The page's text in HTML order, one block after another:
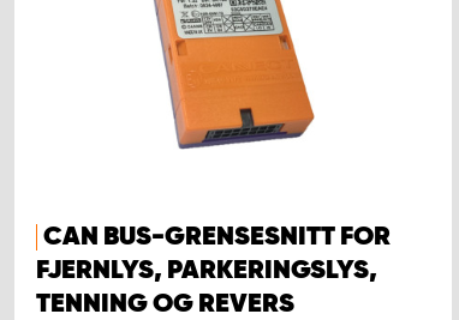
CAN BUS-GRENSESNITT FOR
FJERNLYS, PARKERINGSLYS,
TENNING OG REVERS